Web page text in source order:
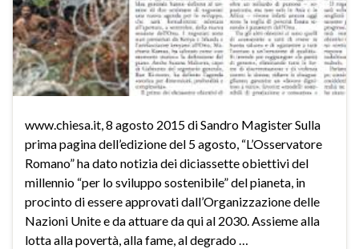
www.chiesa.it, 8 agosto 2015 di Sandro Magister Sulla
prima pagina dell’edizione del 5 agosto, “L’Osservatore
Romano” ha dato notizia dei diciassette obiettivi del
millennio “per lo sviluppo sostenibile” del pianeta, in
procinto di essere approvati dall’Organizzazione delle
Nazioni Unite e da attuare da qui al 2030. Assieme alla
lotta alla povertà, alla fame, al degrado …